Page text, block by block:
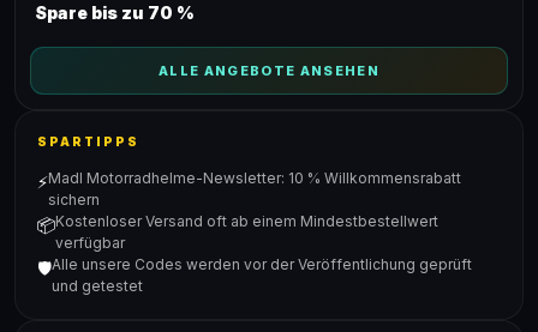
Spare bis zu 70 %
ALLE ANGEBOTE ANSEHEN
SPARTIPPS
⚡Madl Motorradhelme-Newsletter: 10 % Willkommensrabatt
sichern
📦Kostenloser Versand oft ab einem Mindestbestellwert
verfügbar
🛡️Alle unsere Codes werden vor der Veröffentlichung geprüft
und getestet